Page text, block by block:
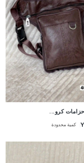
كمية محدودة